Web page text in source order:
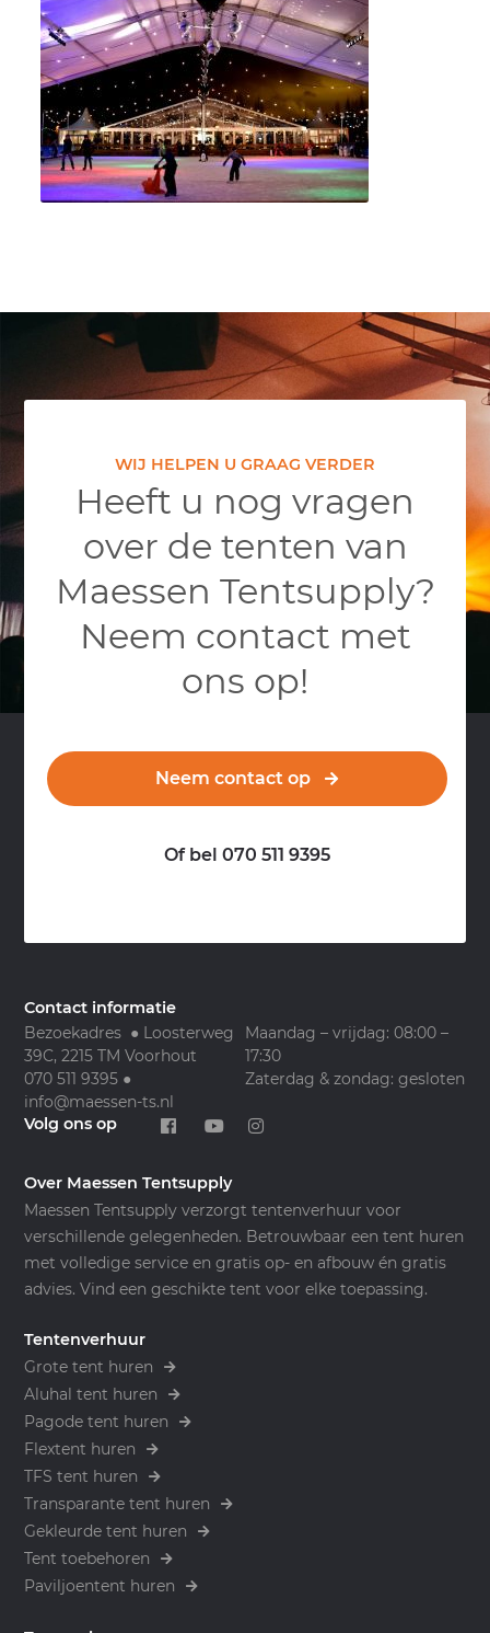
WIJ HELPEN U GRAAG VERDER
Heeft u nog vragen
over de tenten van
Maessen Tentsupply?
Neem contact met
ons op!
Neem contact op
Of bel 070 511 9395
Contact informatie
Bezoekadres ● Loosterweg
39C, 2215 TM Voorhout
070 511 9395 ●
info@maessen-ts.nl
Maandag – vrijdag: 08:00 –
17:30
Zaterdag & zondag: gesloten
Volg ons op
Over Maessen Tentsupply
Maessen Tentsupply verzorgt tentenverhuur voor
verschillende gelegenheden. Betrouwbaar een tent huren
met volledige service en gratis op- en afbouw én gratis
advies. Vind een geschikte tent voor elke toepassing.
Tentenverhuur
Grote tent huren
Aluhal tent huren
Pagode tent huren
Flextent huren
TFS tent huren
Transparante tent huren
Gekleurde tent huren
Tent toebehoren
Paviljoentent huren